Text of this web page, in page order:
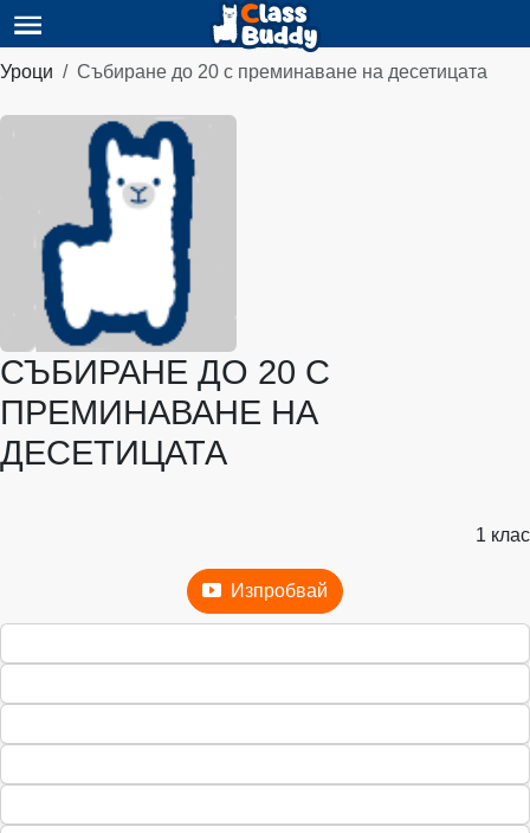
Уроци Събиране до 20 с преминаване на десетицата
СЪБИРАНЕ ДО 20 С
ПРЕМИНАВАНЕ НА
ДЕСЕТИЦАТА
1 клас
Изпробвай